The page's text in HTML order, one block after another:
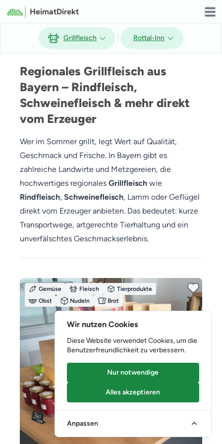
HeimatDirekt
Grillfleisch Rottal-Inn
Regionales Grillfleisch aus
Bayern – Rindfleisch,
Schweinefleisch & mehr direkt
vom Erzeuger
Wer im Sommer grillt, legt Wert auf Qualität,
Geschmack und Frische. In Bayern gibt es
zahlreiche Landwirte und Metzgereien, die
hochwertiges regionales Grillfleisch wie
Rindfleisch, Schweinefleisch, Lamm oder Geflügel
direkt vom Erzeuger anbieten. Das bedeutet: kurze
Transportwege, artgerechte Tierhaltung und ein
unverfälschtes Geschmackserlebnis.
Gemüse Fleisch
Tierprodukte
Obst
Nudeln Brot
Wir nutzen Cookies
Diese Website verwendet Cookies, um die
Benutzerfreundlichkeit zu verbessern.
Nur notwendige
Alles akzeptieren
Anpassen